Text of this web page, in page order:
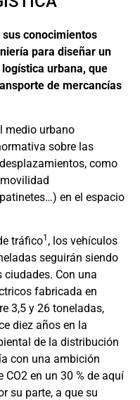
sus conocimientos
para diseñar un
urbana, que
de mercancías
medio urbano
sobre las
como
en el espacio
tráfico1 , los vehículos
seguirán siendo
Con una
fabricada en
3,5 y 26 toneladas,
diez años en la
de la distribución
con una ambición
en un 30 % de aquí
su parte, a que su